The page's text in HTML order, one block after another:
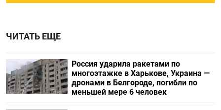
ЧИТАТЬ ЕЩЕ
Россия ударила ракетами по
многоэтажке в Харькове, Украина —
дронами в Белгороде, погибли по
меньшей мере 6 человек